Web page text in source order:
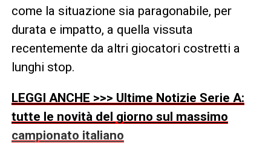
come la situazione sia paragonabile, per
durata e impatto, a quella vissuta
recentemente da altri giocatori costretti a
lunghi stop.
LEGGI ANCHE >>> Ultime Notizie Serie A:
tutte le novità del giorno sul massimo
campionato italiano